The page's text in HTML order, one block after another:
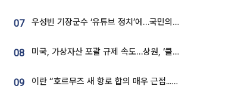
07 우성빈 기장군수 ‘유튜브 정치’에…국민의힘 군의원들 집단 반발
08 미국, 가상자산 포괄 규제 속도…상원, ‘클래리티법’ 9월 절차투표 추진
09 이란 “호르무즈 새 항로 합의 매우 근접...미국 배상 먼저”